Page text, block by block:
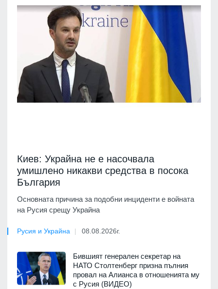
Киев: Украйна не е насочвала
умишлено никакви средства в посока
България
Основната причина за подобни инциденти е войната
на Русия срещу Украйна
Русия и Украйна 08.08.2026г.
Бившият генерален секретар на
НАТО Столтенберг призна пълния
провал на Алианса в отношенията му
с Русия (ВИДЕО)